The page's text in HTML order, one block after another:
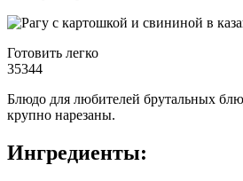
Готовить легко
35344
Блюдо для любителей брутальных
крупно нарезаны.
Ингредиенты: